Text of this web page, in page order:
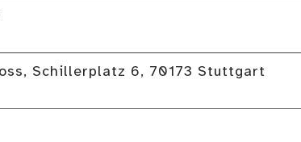
Schillerplatz 6, 70173 Stuttgart